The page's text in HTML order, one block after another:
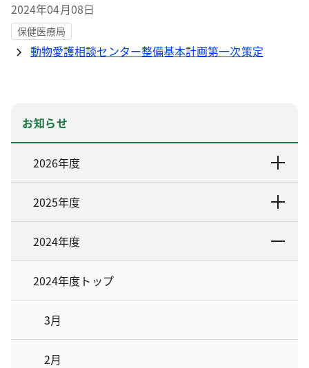
2024年04月08日
保健医療局
動物愛護相談センター整備基本計画第一次策定
お知らせ
2026年度
2025年度
2024年度
2024年度トップ
3月
2月